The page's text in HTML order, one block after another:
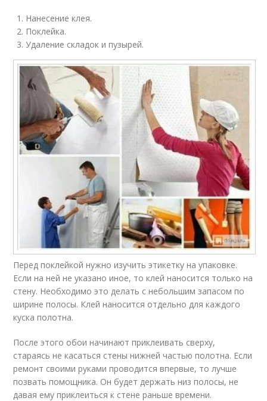
Нанесение клея.
Поклейка.
Удаление складок и пузырей.
Перед поклейкой нужно изучить этикетку на упаковке.
Если на ней не указано иное, то клей наносится только на
стену. Необходимо это делать с небольшим запасом по
ширине полосы. Клей наносится отдельно для каждого
куска полотна.
После этого обои начинают приклеивать сверху,
стараясь не касаться стены нижней частью полотна. Если
ремонт своими руками проводится впервые, то лучше
позвать помощника. Он будет держать низ полосы, не
давая ему приклеиться к стене раньше времени.